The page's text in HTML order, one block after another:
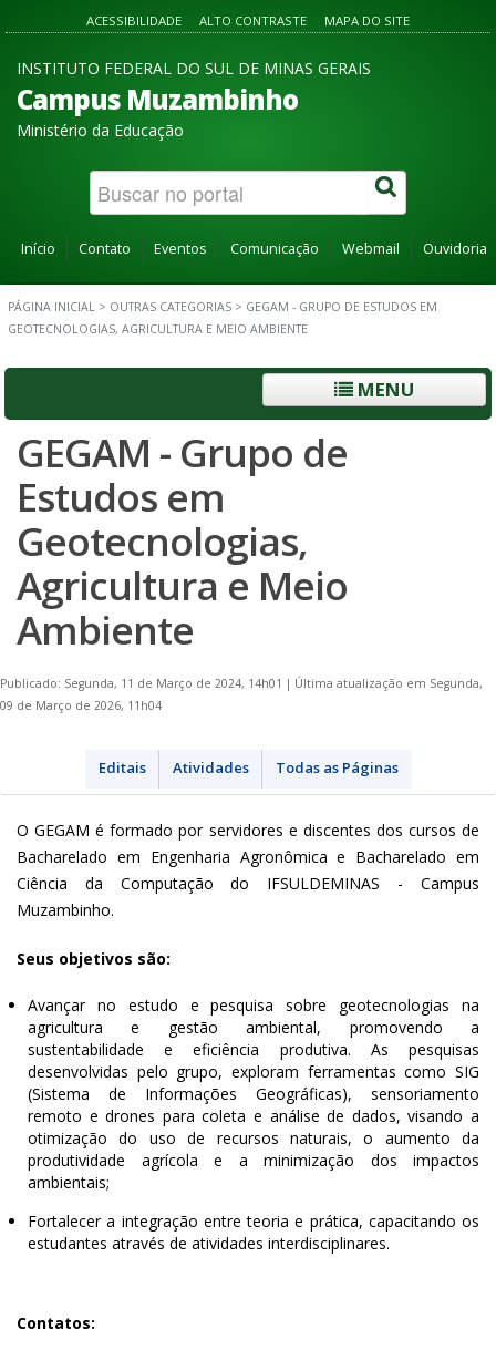
ACESSIBILIDADE ALTO CONTRASTE MAPA DO SITE
INSTITUTO FEDERAL DO SUL DE MINAS GERAIS
Campus Muzambinho
Ministério da Educação
Início Contato Eventos Comunicação Webmail Ouvidoria
PÁGINA INICIAL > OUTRAS CATEGORIAS > GEGAM - GRUPO DE ESTUDOS EM
GEOTECNOLOGIAS, AGRICULTURA E MEIO AMBIENTE
MENU
GEGAM - Grupo de
Estudos em
Geotecnologias,
Agricultura e Meio
Ambiente
Publicado: Segunda, 11 de Março de 2024, 14h01 | Última atualização em Segunda,
09 de Março de 2026, 11h04
Editais Atividades Todas as Páginas
O GEGAM é formado por servidores e discentes dos cursos de
Bacharelado em Engenharia Agronômica e Bacharelado em
Ciência da Computação do IFSULDEMINAS - Campus
Muzambinho.
Seus objetivos são:
Avançar no estudo e pesquisa sobre geotecnologias na
agricultura e gestão ambiental, promovendo a
sustentabilidade e eficiência produtiva. As pesquisas
desenvolvidas pelo grupo, exploram ferramentas como SIG
(Sistema de Informações Geográficas), sensoriamento
remoto e drones para coleta e análise de dados, visando a
otimização do uso de recursos naturais, o aumento da
produtividade agrícola e a minimização dos impactos
ambientais;
Fortalecer a integração entre teoria e prática, capacitando os
estudantes através de atividades interdisciplinares.
Contatos: